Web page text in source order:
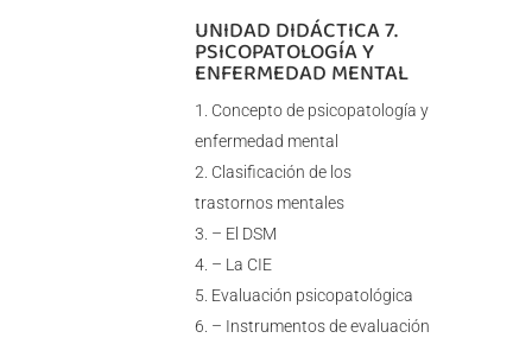
UNIDAD DIDÁCTICA 7.
PSICOPATOLOGÍA Y
ENFERMEDAD MENTAL
Concepto de psicopatología y
enfermedad mental
Clasificación de los
trastornos mentales
– El DSM
– La CIE
Evaluación psicopatológica
– Instrumentos de evaluación